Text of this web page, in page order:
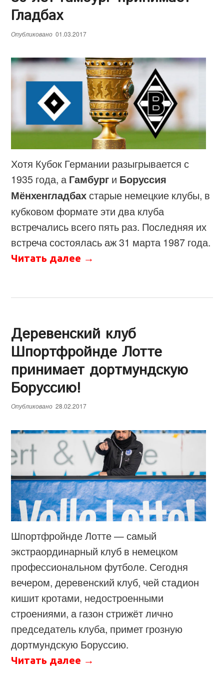
Гладбах
Опубликовано 01.03.2017
Хотя Кубок Германии разыгрывается с
1935 года, а Гамбург и Боруссия
Мёнхенгладбахстарые немецкие клубы, в
кубковом формате эти два клуба
встречались всего пять раз. Последняя их
встреча состоялась аж 31 марта 1987 года.
Читать далее →
Деревенский клуб
Шпортфройнде Лотте
принимает дортмундскую
Боруссию!
Опубликовано 28.02.2017
Шпортфройнде Лотте — самый
экстраординарный клуб в немецком
профессиональном футболе. Сегодня
вечером, деревенский клуб, чей стадион
кишит кротами, недостроенными
строениями, а газон стрижёт лично
председатель клуба, примет грозную
дортмундскую Боруссию.
Читать далее →